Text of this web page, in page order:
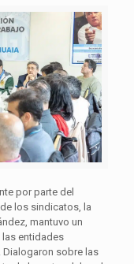
por parte del
los sindicatos, la
mantuvo un
las entidades
Dialogaron sobre las